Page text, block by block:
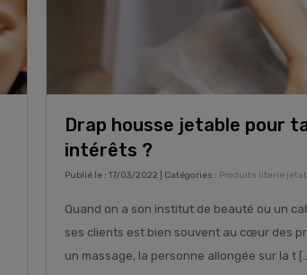
Drap housse jetable pour
intérêts ?
Publié le : 17/03/2022 | Catégories : Produits literie
Quand on a son institut de beauté ou un
ses clients est bien souvent au cœur des
un massage, la personne allongée sur la t